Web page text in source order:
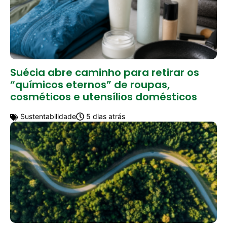
Suécia abre caminho para retirar os
“químicos eternos” de roupas,
cosméticos e utensílios domésticos
Sustentabilidade 5 dias atrás